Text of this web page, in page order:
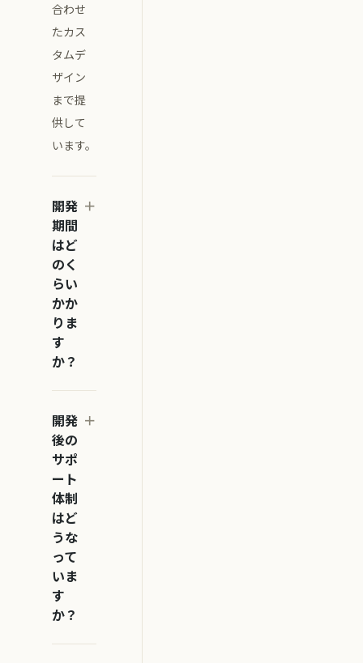
合わせ
たカス
タムデ
ザイン
まで提
供して
います。
開発
期間
はど
のく
らい
かか
りま
す
か？
開発
後の
サポ
ート
体制
はど
うな
って
いま
す
か？